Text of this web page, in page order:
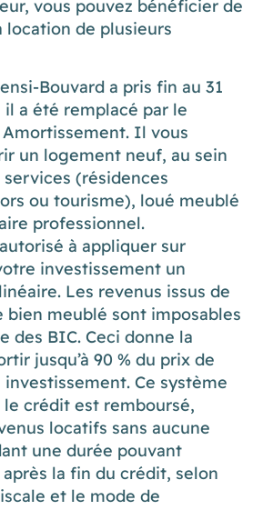
vous pouvez bénéficier de
location de plusieurs
Bouvard a pris fin au 31
il a été remplacé par le
Il vous
un logement neuf, au sein
services (résidences
ou tourisme), loué meublé
professionnel.
à appliquer sur
investissement un
Les revenus issus de
bien meublé sont imposables
des BIC. Ceci donne la
jusqu’à 90 % du prix de
Ce système
crédit est remboursé,
locatifs sans aucune
une durée pouvant
après la fin du crédit, selon
et le mode de